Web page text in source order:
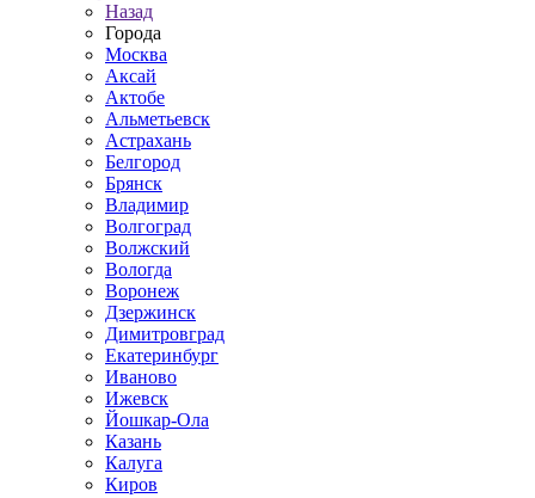
Назад
Города
Москва
Аксай
Актобе
Альметьевск
Астрахань
Белгород
Брянск
Владимир
Волгоград
Волжский
Вологда
Воронеж
Дзержинск
Димитровград
Екатеринбург
Иваново
Ижевск
Йошкар-Ола
Казань
Калуга
Киров